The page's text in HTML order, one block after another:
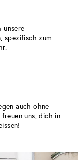
unsere
spezifisch zum
auch ohne
uns, dich in